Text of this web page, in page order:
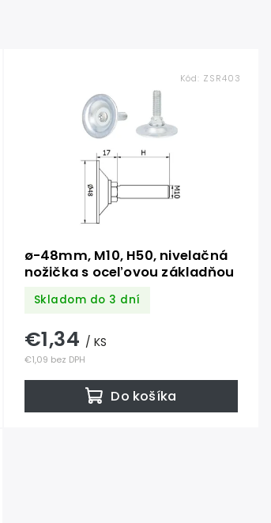
ø-48mm, M10, H50, nivelačná
nožička s oceľovou základňou
Skladom do 3 dní
€1,09 bez DPH
€1,34 / KS
Do košíka
Kód: ZSR403